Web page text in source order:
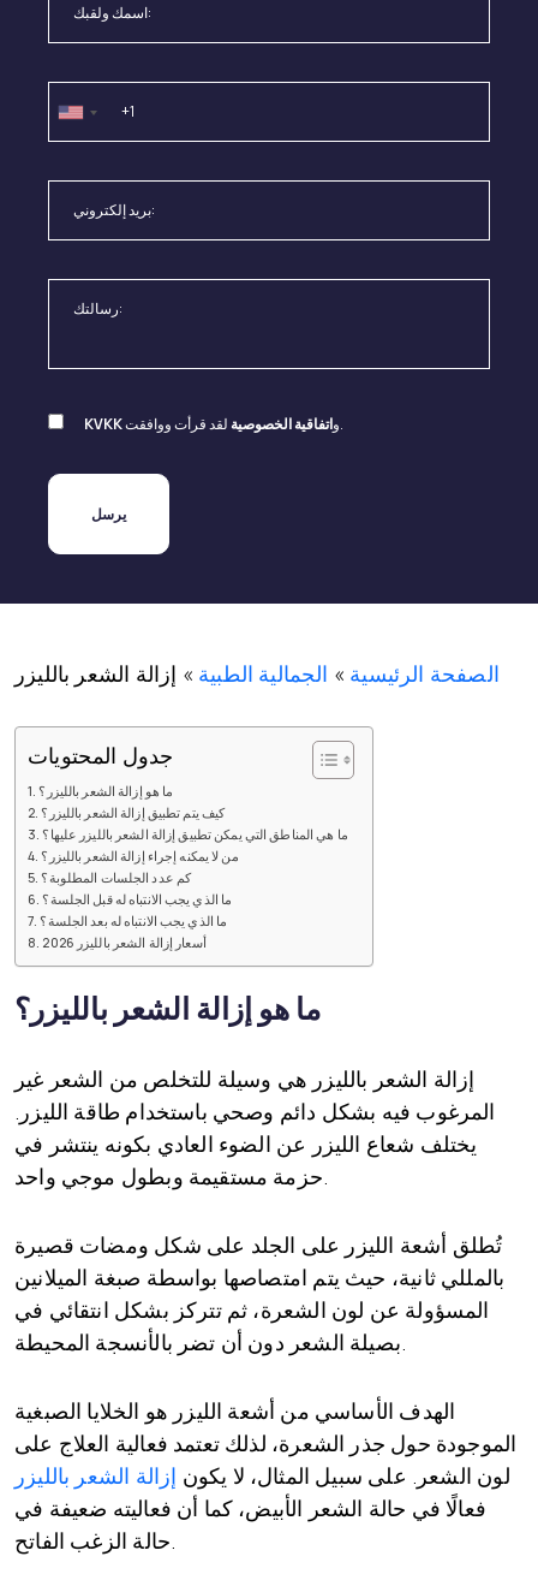
KVKK واتفاقية الخصوصية لقد قرأت ووافقت.
الصفحة الرئيسية » الجمالية الطبية » إزالة الشعر بالليزر
جدول المحتويات
ما هو إزالة الشعر بالليزر؟
كيف يتم تطبيق إزالة الشعر بالليزر؟
ما هي المناطق التي يمكن تطبيق إزالة الشعر بالليزر عليها؟
من لا يمكنه إجراء إزالة الشعر بالليزر؟
كم عدد الجلسات المطلوبة؟
ما الذي يجب الانتباه له قبل الجلسة؟
ما الذي يجب الانتباه له بعد الجلسة؟
أسعار إزالة الشعر بالليزر 2026
ما هو إزالة الشعر بالليزر؟
إزالة الشعر بالليزر هي وسيلة للتخلص من الشعر غير
المرغوب فيه بشكل دائم وصحي باستخدام طاقة الليزر.
يختلف شعاع الليزر عن الضوء العادي بكونه ينتشر في
تُطلق أشعة الليزر على الجلد على شكل ومضات قصيرة
بالمللي ثانية، حيث يتم امتصاصها بواسطة صبغة الميلانين
المسؤولة عن لون الشعرة، ثم تتركز بشكل انتقائي في
الهدف الأساسي من أشعة الليزر هو الخلايا الصبغية
الموجودة حول جذر الشعرة، لذلك تعتمد فعالية العلاج على
لون الشعر. على سبيل المثال، لا يكون إزالة الشعر بالليزر
فعالًا في حالة الشعر الأبيض، كما أن فعاليته ضعيفة في